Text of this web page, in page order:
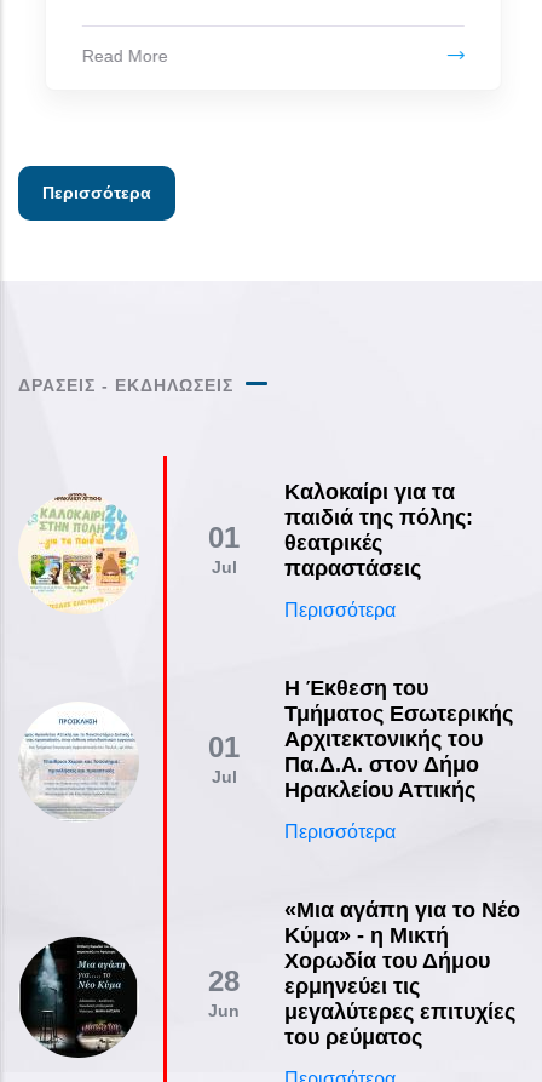
Περισσότερα
ΔΡΑΣΕΙΣ - ΕΚΔΗΛΩΣΕΙΣ
01
Jul
Καλοκαίρι για τα
παιδιά της πόλης:
θεατρικές
παραστάσεις
Περισσότερα
01
Jul
Η Έκθεση του
Τμήματος Εσωτερικής
Αρχιτεκτονικής του
Πα.Δ.Α. στον Δήμο
Ηρακλείου Αττικής
Περισσότερα
28
Jun
«Μια αγάπη για το Νέο
Κύμα» - η Μικτή
Χορωδία του Δήμου
ερμηνεύει τις
μεγαλύτερες επιτυχίες
του ρεύματος